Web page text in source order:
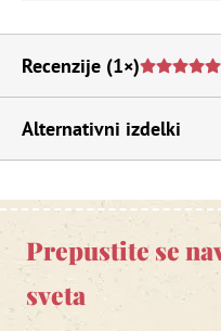
Recenzije (1×)
Alternativni izdelki
Prepustite se
sveta